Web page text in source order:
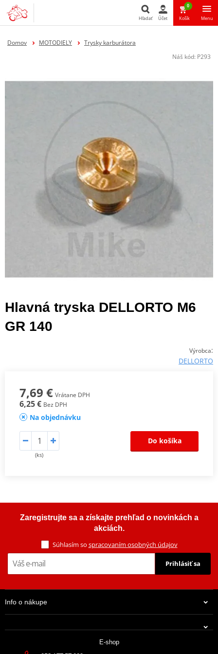
Hľadať Účet
0
Košík Menu
Domov MOTODIELY
Trysky karburátora
Náš kód: P293
Hlavná tryska DELLORTO M6
GR 140
Výrobca:
DELLORTO
7,69 € Vrátane DPH
6,25 € Bez DPH
Na objednávku
(ks)
Do košíka
Zaregistrujte sa a získajte prehľad o novinkách a
akciách.
Súhlasím so spracovaním osobných údajov
Prihlásiť sa
Info o nákupe
E-shop